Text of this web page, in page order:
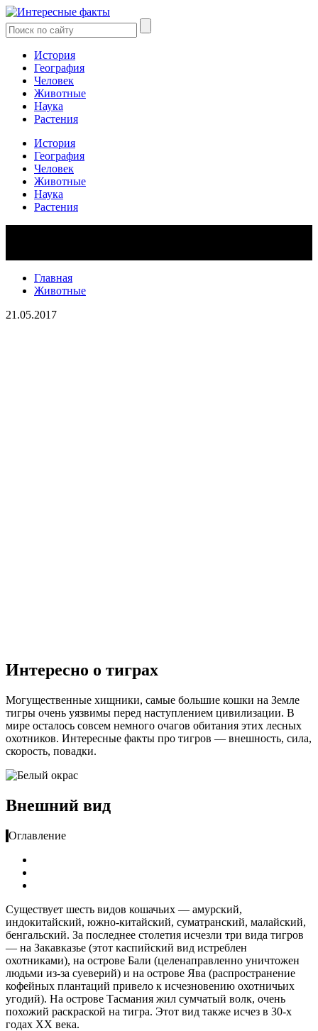
История
География
Человек
Животные
Наука
Растения
История
География
Человек
Животные
Наука
Растения
Главная
Животные
21.05.2017
Интересно о тиграх
Могущественные хищники, самые большие кошки на Земле
тигры очень уязвимы перед наступлением цивилизации. В
мире осталось совсем немного очагов обитания этих лесных
охотников. Интересные факты про тигров — внешность, сила,
скорость, повадки.
Внешний вид
Оглавление
Существует шесть видов кошачьих — амурский,
индокитайский, южно-китайский, суматранский, малайский,
бенгальский. За последнее столетия исчезли три вида тигров
— на Закавказье (этот каспийский вид истреблен
охотниками), на острове Бали (целенаправленно уничтожен
людьми из-за суеверий) и на острове Ява (распространение
кофейных плантаций привело к исчезновению охотничьих
угодий). На острове Тасмания жил сумчатый волк, очень
похожий раскраской на тигра. Этот вид также исчез в 30-х
годах ХХ века.